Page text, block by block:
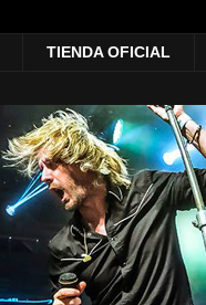
TIENDA OFICIAL